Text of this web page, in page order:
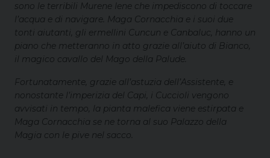
sono le terribili Murene Iene che impediscono di toccare
l’acqua e di navigare. Maga Cornacchia e i suoi due
tonti aiutanti, gli ermellini Cuncun e Canbaluc, hanno un
piano che metteranno in atto grazie all’aiuto di Bianco,
il magico cavallo del Mago della Palude.
Fortunatamente, grazie all’astuzia dell’Assistente, e
nonostante l’imperizia del Capi, i Cuccioli vengono
avvisati in tempo, la pianta malefica viene estirpata e
Maga Cornacchia se ne torna al suo Palazzo della
Magia con le pive nel sacco.